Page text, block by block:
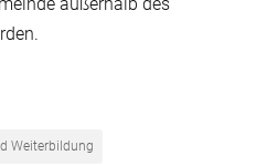
außerhalb des
Weiterbildung